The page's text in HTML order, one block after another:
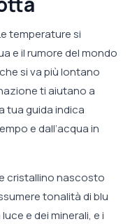
temperature si
e il rumore del mondo
si va più lontano
ti aiutano a
tua guida indica
e dall’acqua in
cristallino nascosto
tonalità di blu
e dei minerali, e i